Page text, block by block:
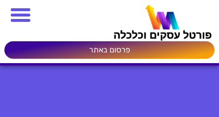
פרסום באתר